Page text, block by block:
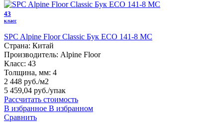
43
класс
SPC Alpine Floor Classic Бук ECO 141-8 MC
Страна: Китай
Производитель: Alpine Floor
Класс: 43
Толщина, мм: 4
2 448 руб./м2
5 459,04 руб./упак
Рассчитать стоимость
В избранное В избранном
Сравнить